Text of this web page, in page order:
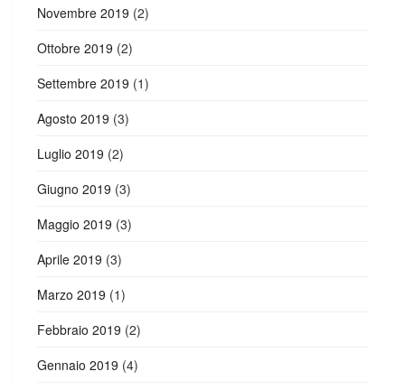
Novembre 2019 (2)
Ottobre 2019 (2)
Settembre 2019 (1)
Agosto 2019 (3)
Luglio 2019 (2)
Giugno 2019 (3)
Maggio 2019 (3)
Aprile 2019 (3)
Marzo 2019 (1)
Febbraio 2019 (2)
Gennaio 2019 (4)